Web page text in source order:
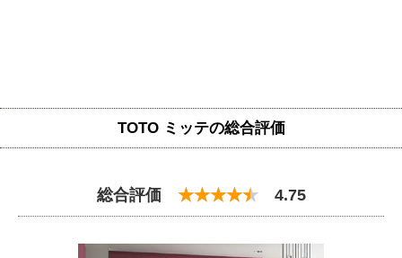
TOTO ミッテの総合評価
総合評価 4.75